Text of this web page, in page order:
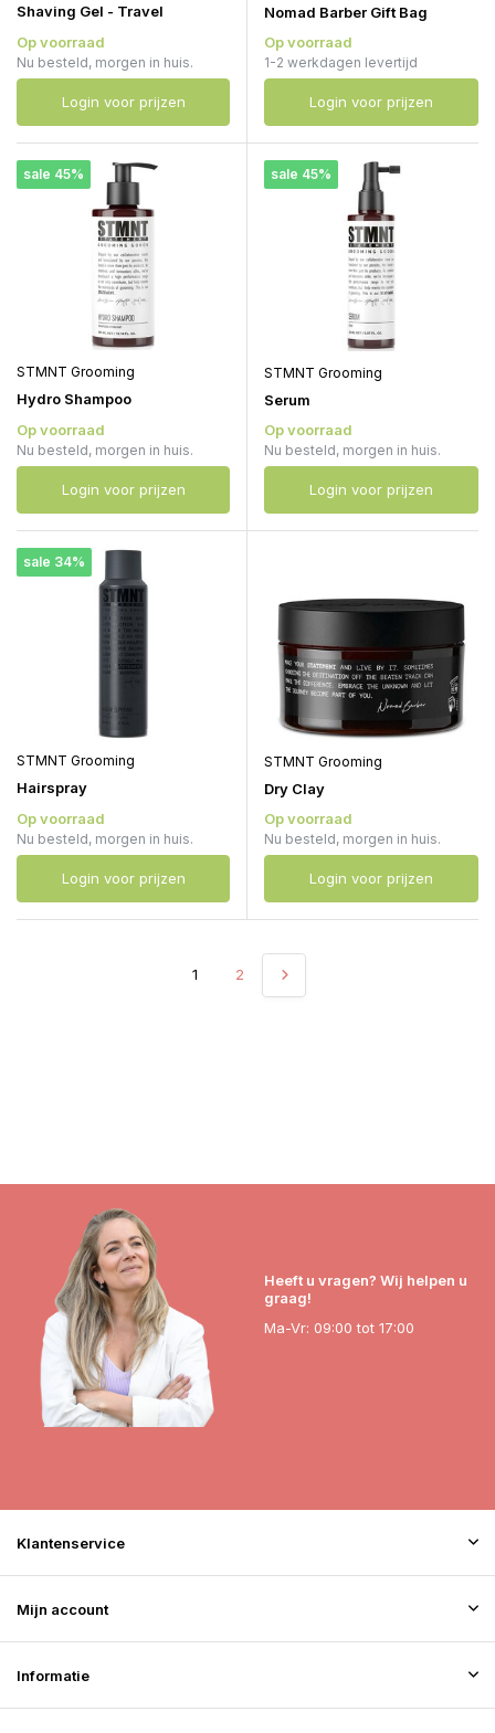
Shaving Gel - Travel
Op voorraad
Nu besteld, morgen in huis.
Login voor prijzen
Nomad Barber Gift Bag
Op voorraad
1-2 werkdagen levertijd
Login voor prijzen
sale 45%
STMNT Grooming
Hydro Shampoo
Op voorraad
Nu besteld, morgen in huis.
Login voor prijzen
sale 45%
STMNT Grooming
Serum
Op voorraad
Nu besteld, morgen in huis.
Login voor prijzen
sale 34%
STMNT Grooming
Hairspray
Op voorraad
Nu besteld, morgen in huis.
Login voor prijzen
STMNT Grooming
Dry Clay
Op voorraad
Nu besteld, morgen in huis.
Login voor prijzen
1 2
Heeft u vragen? Wij helpen u
graag!
Ma-Vr: 09:00 tot 17:00
Klantenservice
Mijn account
Informatie